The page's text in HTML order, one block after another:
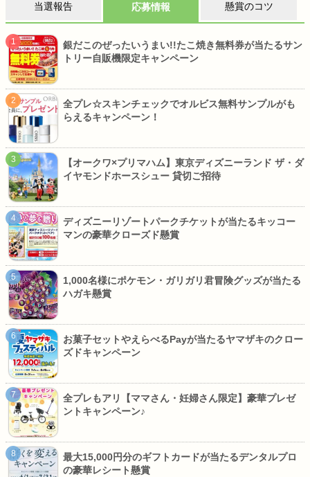
当選報告 応募情報 懸賞のコツ
銀だこのぜったいうまい!!たこ焼き無料券が当たるサン
トリー自販機限定キャンペーン
全プレ☆スキンチェックでオルビス無料サンプルがも
らえるキャンペーン！
【オークワ×プリマハム】東京ディズニーランド ザ・ダ
イヤモンドホースシュー 貸切ご招待
ディズニーリゾートパークチケットが当たるキッコー
マンの豪華クローズド懸賞
1,000名様にポケモン・ガリガリ君冒険グッズが当たる
ハガキ懸賞
お菓子セットやえらべるPayが当たるヤマザキのクロー
ズドキャンペーン
全プレもアリ【ママさん・妊婦さん限定】豪華プレゼ
ントキャンペーン♪
最大15,000円分のギフトカードが当たるデンタルプロ
の豪華レシート懸賞